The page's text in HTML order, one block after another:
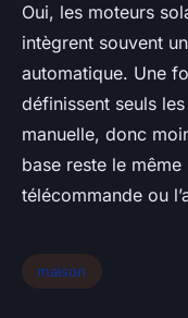
Oui, les moteurs
intègrent souvent
automatique. Une
définissent seuls
manuelle, donc
base reste le
télécommande ou
maison